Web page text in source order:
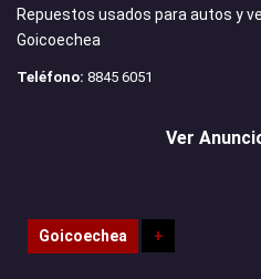
Repuestos usados para autos y
Goicoechea
Teléfono: 8845 6051
Ver
Goicoechea +